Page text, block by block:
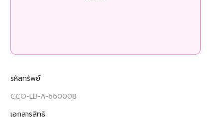
รหัสทรัพย์
CCO-LB-A-660008
เอกสารสิทธิ